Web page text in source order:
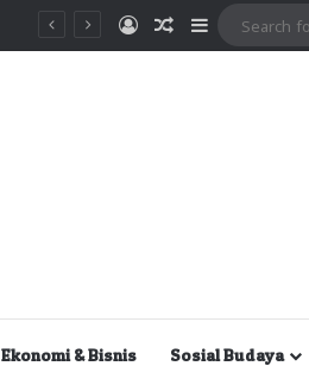
MasukRandom Article
Sidebar
Ekonomi & Bisnis Sosial Budaya